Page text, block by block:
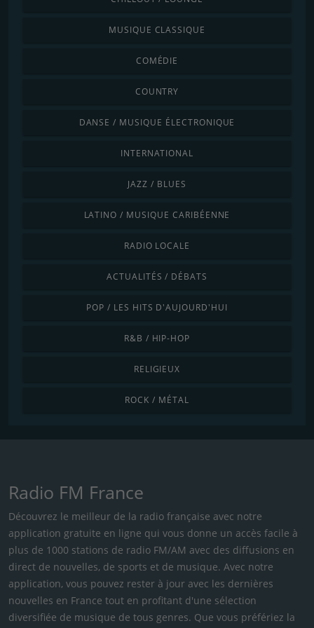
MUSIQUE CLASSIQUE
COMÉDIE
COUNTRY
DANSE / MUSIQUE ÉLECTRONIQUE
INTERNATIONAL
JAZZ / BLUES
LATINO / MUSIQUE CARIBÉENNE
RADIO LOCALE
ACTUALITÉS / DÉBATS
POP / LES HITS D'AUJOURD'HUI
R&B / HIP-HOP
RELIGIEUX
ROCK / MÉTAL
Radio FM France
Découvrez le meilleur de la radio française avec notre
application gratuite en ligne qui vous donne un accès facile à
plus de 1000 stations de radio FM/AM avec des diffusions en
direct de nouvelles, de sports et de musique. Avec notre
application, vous pouvez rester à jour avec les dernières
nouvelles en France tout en profitant d'une sélection
diversifiée de musique de tous genres. Que vous préfériez la